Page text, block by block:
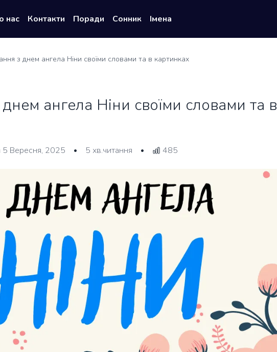
нас Контакти Поради Сонник Імена
з днем ангела Ніни своїми словами та в картинках
ангела Ніни своїми словами та в
5 Вересня, 2025 • 5 хв.читання • 485